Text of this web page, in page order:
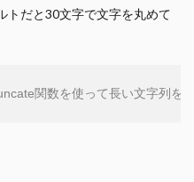
トだと30文字で文字を丸めて
関数を使って長い文字列を